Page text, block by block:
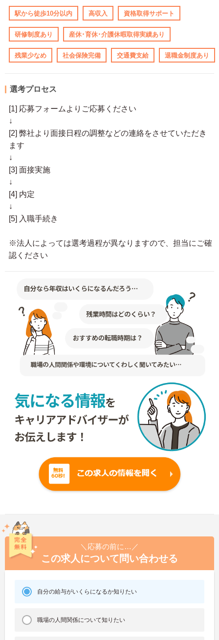
駅から徒歩10分以内 高収入 資格取得サポート
研修制度あり 産休･育休･介護休暇取得実績あり
残業少なめ 社会保険完備 交通費支給 退職金制度あり
選考プロセス
[1] 応募フォームよりご応募ください
↓
[2] 弊社より面接日程の調整などの連絡をさせていただき
ます
↓
[3] 面接実施
↓
[4] 内定
↓
[5] 入職手続き
※法人によっては選考過程が異なりますので、担当にご確
認ください
＼応募の前に…／
この求人について問い合わせる
自分の給与がいくらになるか知りたい
職場の人間関係について知りたい